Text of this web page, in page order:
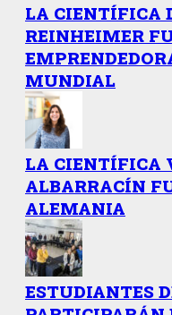
LA CIENTÍFICA
REINHEIMER
MUNDIAL
LA CIENTÍFICA
ALBARRACÍN
ALEMANIA
ESTUDIANTES